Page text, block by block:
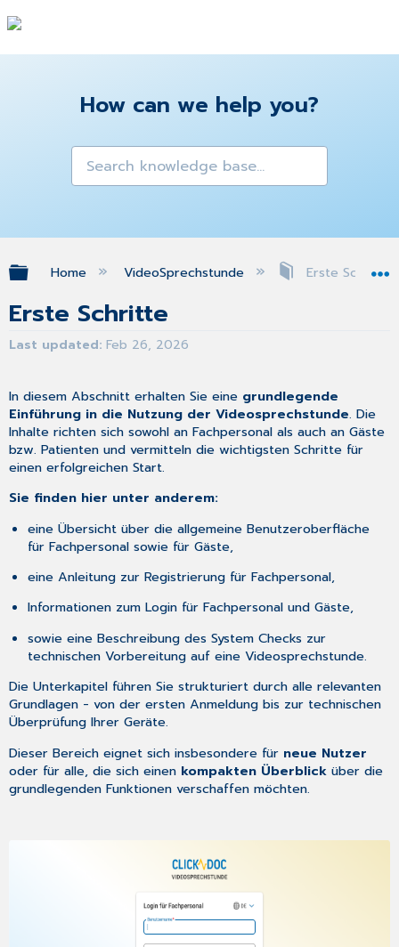
How can we help you?
Expand/collapse global hierarchy
Home VideoSprechstunde Erste Schritte
Erste Schritte
Last updated Feb 26, 2026
In diesem Abschnitt erhalten Sie eine grundlegende
Einführung in die Nutzung der Videosprechstunde. Die
Inhalte richten sich sowohl an Fachpersonal als auch an Gäste
bzw. Patienten und vermitteln die wichtigsten Schritte für
einen erfolgreichen Start.
Sie finden hier unter anderem:
eine Übersicht über die allgemeine Benutzeroberfläche
für Fachpersonal sowie für Gäste,
eine Anleitung zur Registrierung für Fachpersonal,
Informationen zum Login für Fachpersonal und Gäste,
sowie eine Beschreibung des System Checks zur
technischen Vorbereitung auf eine Videosprechstunde.
Die Unterkapitel führen Sie strukturiert durch alle relevanten
Grundlagen - von der ersten Anmeldung bis zur technischen
Überprüfung Ihrer Geräte.
Dieser Bereich eignet sich insbesondere für neue Nutzer
oder für alle, die sich einen kompakten Überblick über die
grundlegenden Funktionen verschaffen möchten.